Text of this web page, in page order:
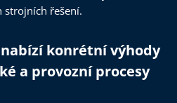
strojních řešení.
nabízí konrétní výhody
a provozní procesy